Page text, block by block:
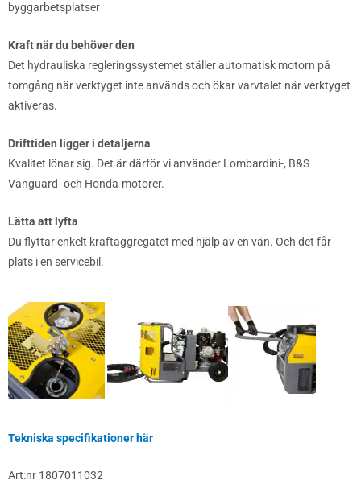
byggarbetsplatser
Kraft när du behöver den
Det hydrauliska regleringssystemet ställer automatisk motorn på
tomgång när verktyget inte används och ökar varvtalet när verktyget
aktiveras.
Drifttiden ligger i detaljerna
Kvalitet lönar sig. Det är därför vi använder Lombardini-, B&S
Vanguard- och Honda-motorer.
Lätta att lyfta
Du flyttar enkelt kraftaggregatet med hjälp av en vän. Och det får
plats i en servicebil.
Tekniska specifikationer här
Art:nr 1807011032